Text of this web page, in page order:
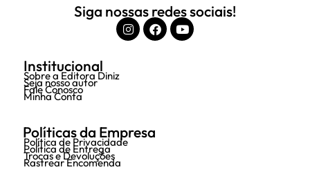
Siga nossas redes sociais!
Institucional
Sobre a Editora Diniz
Seja nosso autor
Fale Conosco
Minha Conta
Políticas da Empresa
Política de Privacidade
Política de Entrega
Trocas e Devoluções
Rastrear Encomenda